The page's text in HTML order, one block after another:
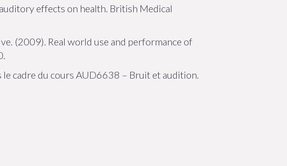
effects on health. British Medical
(2009). Real world use and performance of
le cadre du cours AUD6638 – Bruit et audition.